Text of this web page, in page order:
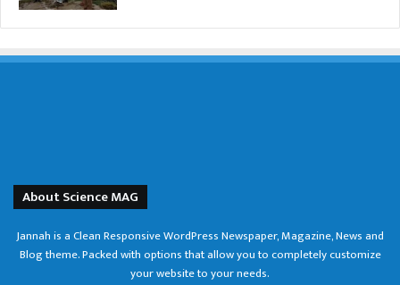
About Science MAG
Jannah is a Clean Responsive WordPress Newspaper, Magazine, News and
Blog theme. Packed with options that allow you to completely customize
your website to your needs.